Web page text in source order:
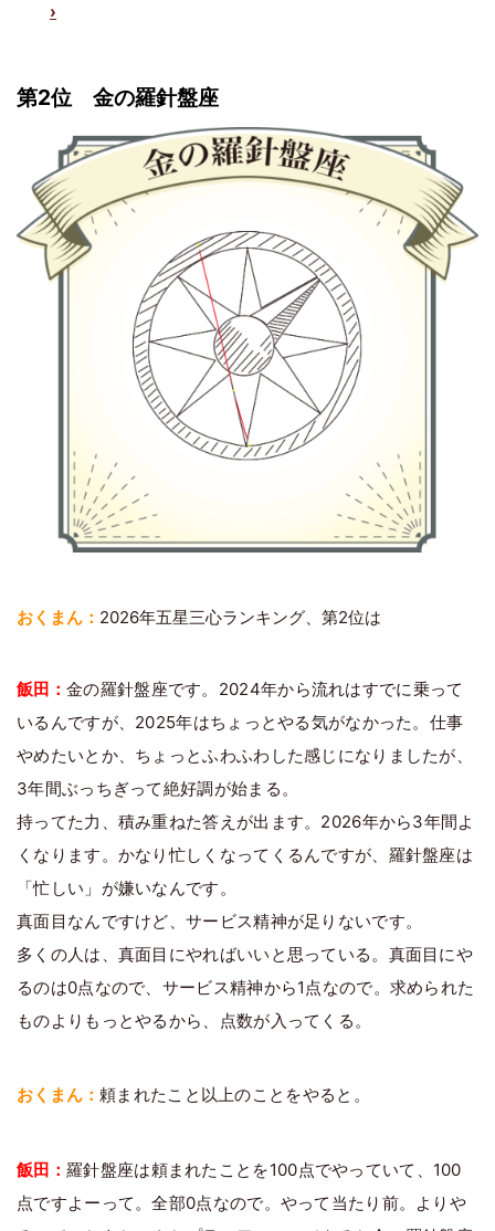
›
第2位 金の羅針盤座
おくまん： 2026年五星三心ランキング、第2位は
飯田： 金の羅針盤座です。2024年から流れはすでに乗って
いるんですが、2025年はちょっとやる気がなかった。仕事
やめたいとか、ちょっとふわふわした感じになりましたが、
3年間ぶっちぎって絶好調が始まる。
持ってた力、積み重ねた答えが出ます。2026年から3年間よ
くなります。かなり忙しくなってくるんですが、羅針盤座は
「忙しい」が嫌いなんです。
真面目なんですけど、サービス精神が足りないです。
多くの人は、真面目にやればいいと思っている。真面目にや
るのは0点なので、サービス精神から1点なので。求められた
ものよりもっとやるから、点数が入ってくる。
おくまん： 頼まれたこと以上のことをやると。
飯田： 羅針盤座は頼まれたことを100点でやっていて、100
点ですよーって。全部0点なので。やって当たり前。よりや